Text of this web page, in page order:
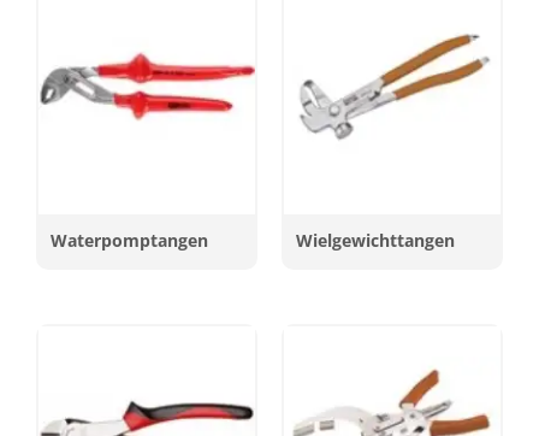
Waterpomptangen Wielgewichttangen